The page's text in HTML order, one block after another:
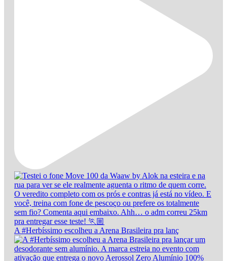
A #Herbíssimo escolheu a Arena Brasileira pra lanç